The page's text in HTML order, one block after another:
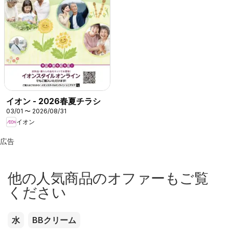
イオン - 2026春夏チラシ
03/01 〜 2026/08/31
イオン
広告
他の人気商品のオファーもご覧
ください
水 BBクリーム